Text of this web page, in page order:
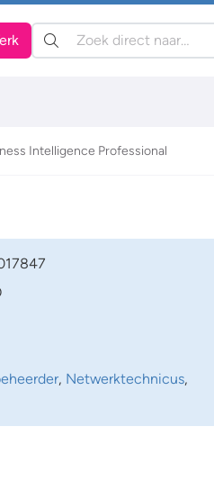
Zoeken:
Intelligence Professional
, Netwerktechnicus,